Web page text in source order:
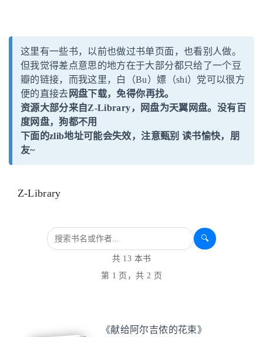
这里有一些书，以前也做过书单页面，也看别人做。
但我觉得差点意思的地方在于大部分都只给了一个豆
瓣的链接，而我这里，白（Bu）嫖（shi）党可以很方
便的直接去 网盘下载，免得你再找。
资源大部分来自Z-Library，网盘为天翼网盘。没有百
度网盘，狗都不用
下面的zlib地址可能会失效，注意甄别 读书愉快，朋
友~
Z-Library
🔍
共 13 本书
第 1 页，共 2 页
《献给阿尔吉侬的花束》